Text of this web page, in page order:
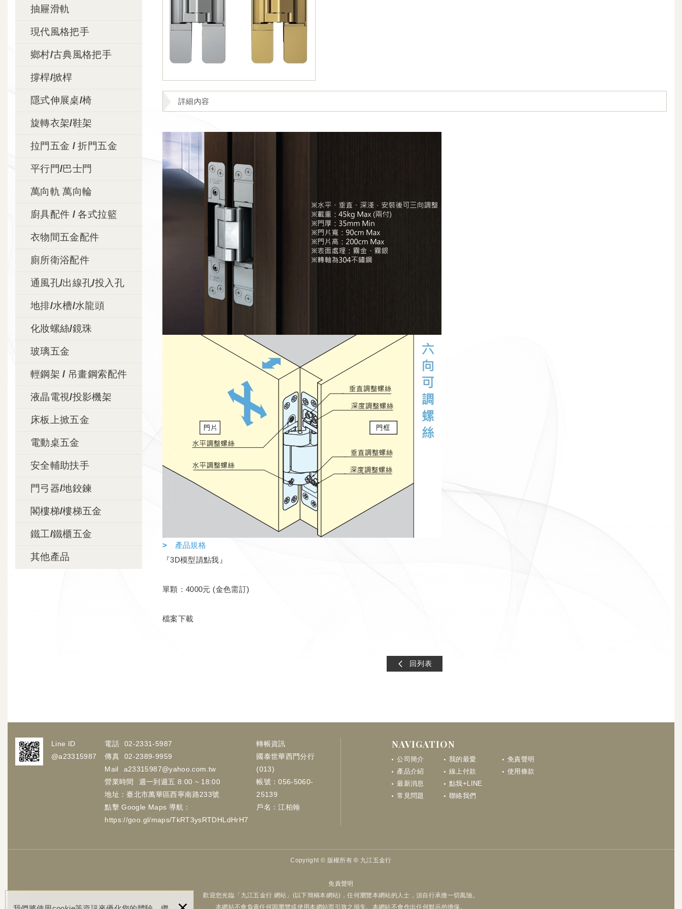
抽屜滑軌
現代風格把手
鄉村/古典風格把手
撐桿/掀桿
隱式伸展桌/椅
旋轉衣架/鞋架
拉門五金 / 折門五金
平行門/巴士門
萬向軌 萬向輪
廚具配件 / 各式拉籃
衣物間五金配件
廁所衛浴配件
通風孔/出線孔/投入孔
地排/水槽/水龍頭
化妝螺絲/鏡珠
玻璃五金
輕鋼架 / 吊畫鋼索配件
液晶電視/投影機架
床板上掀五金
電動桌五金
安全輔助扶手
門弓器/地鉸鍊
閣樓梯/樓梯五金
鐵工/鐵櫃五金
其他產品
詳細內容
> 產品規格
『3D模型請點我』
單顆：4000元 (金色需訂)
檔案下載
回列表
Line ID
@a23315987
電話
02-2331-5987
傳真
02-2389-9959
Mail
a23315987@yahoo.com.tw
營業時間
週一到週五 8:00 ~ 18:00
地址：臺北市萬華區西寧南路233號
點擊 Google Maps 導航：
https://goo.gl/maps/TkRT3ysRTDHLdHrH7
轉帳資訊
國泰世華西門分行
(013)
帳號：056-5060-
25139
戶名：江柏翰
NAVIGATION
公司簡介
產品介紹
最新消息
常見問題
我的最愛
線上付款
點我+LINE
聯絡我們
免責聲明
使用條款
Copyright © 版權所有 © 九江五金行
免責聲明
歡迎您光臨「九江五金行 網站」(以下簡稱本網站)，任何瀏覽本網站的人士，須自行承擔一切風險。
本網站不會負責任何因瀏覽或使用本網站而引致之損失。本網站不會作出任何默示的擔保。